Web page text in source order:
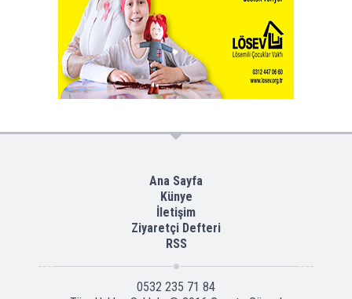
Ana Sayfa
Künye
İletişim
Ziyaretçi Defteri
RSS
0532 235 71 84